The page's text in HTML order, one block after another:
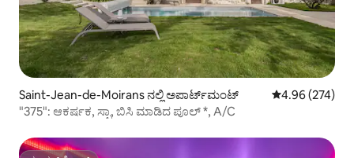
Saint-Jean-de-Moirans ನಲ್ಲಿ ಅಪಾರ್ಟ್‌ಮಂಟ್ 5 ರಲ್ಲಿ 4.96
4.96 (274)
"375": ಆಕರ್ಷಕ, ಸ್ಪಾ, ಬಿಸಿ ಮಾಡಿದ ಪೂಲ್ *, A/C